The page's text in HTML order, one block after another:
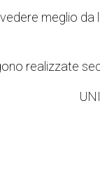
meglio
realizzate